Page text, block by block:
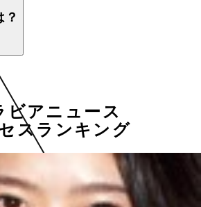
？
ビアニュース
スランキング